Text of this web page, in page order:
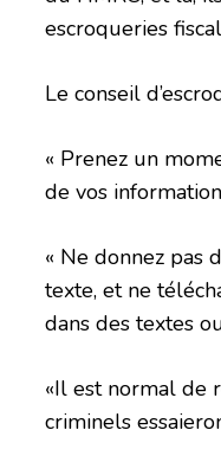
escroqueries
Le conseil
« Prenez un
de vos
« Ne donnez pas
texte, et ne
dans des textes
«Il est normal de
criminels